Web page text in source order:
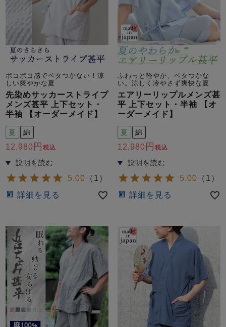
ポコポコ感でベタつかない！涼
しい爽やかな夏
先染めサッカーストライプ
メンズ甚平 上下セット・
半袖 【オーダーメイド】
夏 綿
12,980 税込
5.00 （ 1 ）
詳細を見る
ふわっと軽やか、ベタつかな
い。涼しく冷やさず爽快な夏
エアリーリップルメンズ甚
平 上下セット・半袖 【オ
ーダーメイド】
夏 綿
12,980 税込
5.00 （ 1 ）
詳細を見る